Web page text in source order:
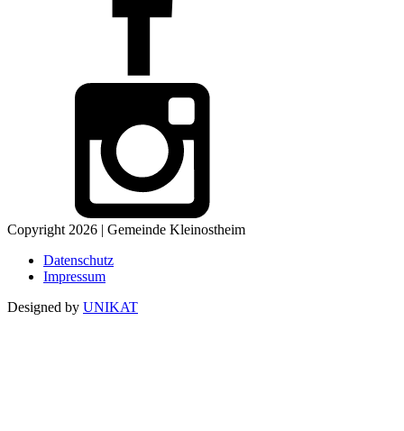
Copyright 2026 | Gemeinde Kleinostheim
Datenschutz
Impressum
Designed by UNIKAT